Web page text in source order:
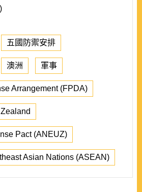
五國防禦安排
澳洲 軍事
Arrangement (FPDA)
Pact (ANEUZ)
Asian Nations (ASEAN)